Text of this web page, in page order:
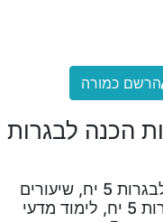
הרשם כמורה
הכנה לבגרות
קורס מדעי המחשב תכנות הכנה לבגרות 5 יח, שיעורים
במדעי המחשב תכנות הכנה לבגרות 5 יח, לימוד מדעי